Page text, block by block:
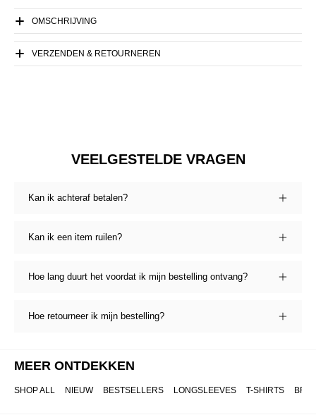
OMSCHRIJVING
VERZENDEN & RETOURNEREN
VEELGESTELDE VRAGEN
Kan ik achteraf betalen?
Kan ik een item ruilen?
Hoe lang duurt het voordat ik mijn bestelling ontvang?
Hoe retourneer ik mijn bestelling?
MEER ONTDEKKEN
SHOP ALL NIEUW BESTSELLERS LONGSLEEVES T-SHIRTS